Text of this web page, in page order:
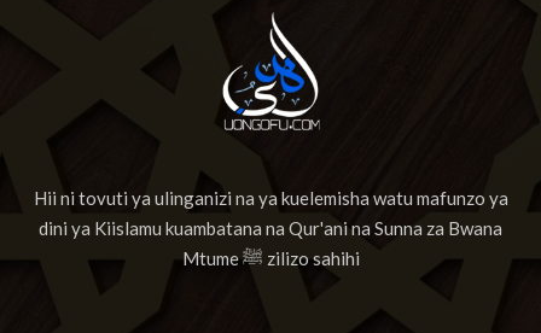
Hii ni tovuti ya ulinganizi na ya kuelemisha watu mafunzo ya
dini ya Kiislamu kuambatana na Qur'ani na Sunna za Bwana
Mtume ﷺ zilizo sahihi